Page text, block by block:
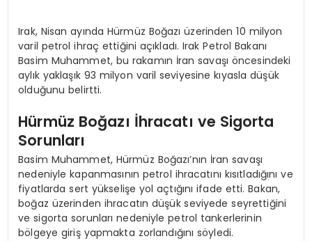
Irak, Nisan ayında Hürmüz Boğazı üzerinden 10 milyon
varil petrol ihraç ettiğini açıkladı. Irak Petrol Bakanı
Basim Muhammet, bu rakamın İran savaşı öncesindeki
aylık yaklaşık 93 milyon varil seviyesine kıyasla düşük
olduğunu belirtti.
Hürmüz Boğazı İhracatı ve Sigorta
Sorunları
Basim Muhammet, Hürmüz Boğazı’nın İran savaşı
nedeniyle kapanmasının petrol ihracatını kısıtladığını ve
fiyatlarda sert yükselişe yol açtığını ifade etti. Bakan,
boğaz üzerinden ihracatın düşük seviyede seyrettiğini
ve sigorta sorunları nedeniyle petrol tankerlerinin
bölgeye giriş yapmakta zorlandığını söyledi.